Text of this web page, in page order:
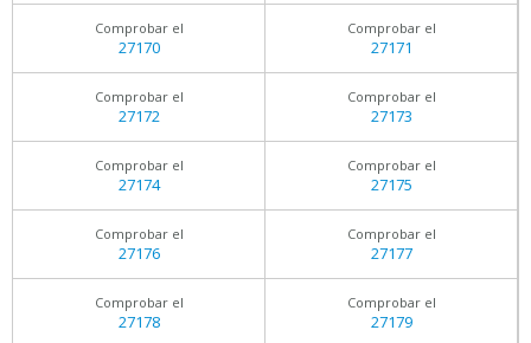
Comprobar el
27170
Comprobar el
27171
Comprobar el
27172
Comprobar el
27173
Comprobar el
27174
Comprobar el
27175
Comprobar el
27176
Comprobar el
27177
Comprobar el
27178
Comprobar el
27179